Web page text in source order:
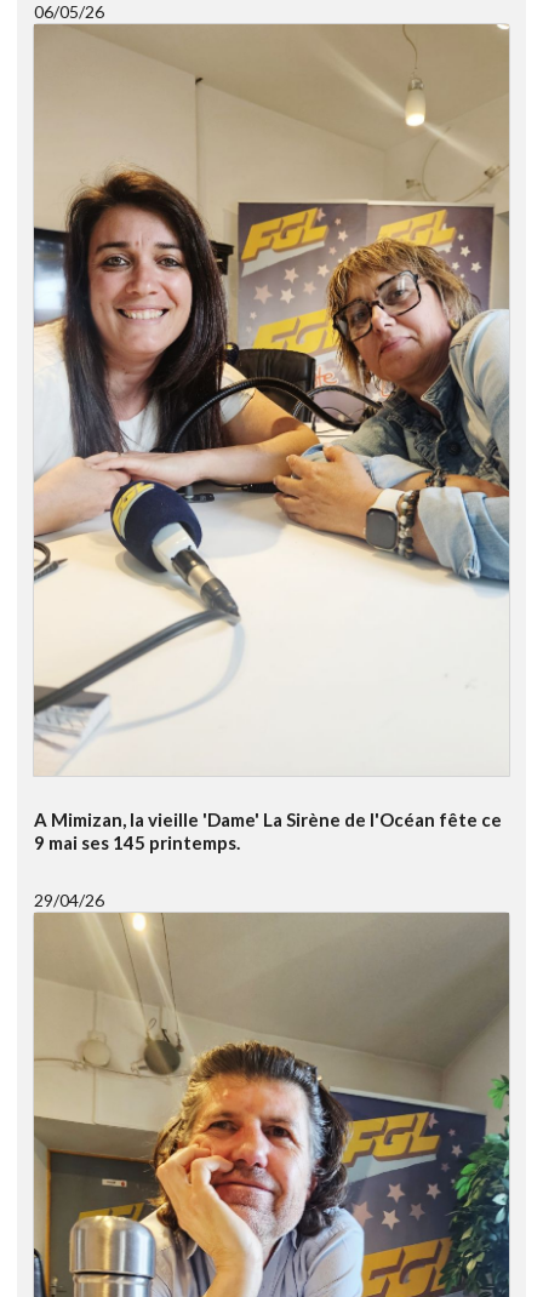
06/05/26
A Mimizan, la vieille 'Dame' La Sirène de l'Océan fête ce
9 mai ses 145 printemps.
29/04/26